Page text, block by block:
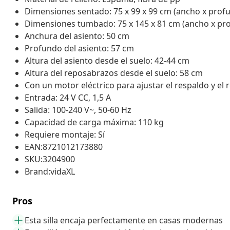
Dimensiones sentado: 75 x 99 x 99 cm (ancho x
Dimensiones tumbado: 75 x 145 x 81 cm (ancho x
Anchura del asiento: 50 cm
Profundo del asiento: 57 cm
Altura del asiento desde el suelo: 42-44 cm
Altura del reposabrazos desde el suelo: 58 cm
Con un motor eléctrico para ajustar el respaldo y el
Entrada: 24 V CC, 1,5 A
Salida: 100-240 V~, 50-60 Hz
Capacidad de carga máxima: 110 kg
Requiere montaje: Sí
EAN:8721012173880
SKU:3204900
Brand:vidaXL
Pros
Esta silla encaja perfectamente en casas modernas